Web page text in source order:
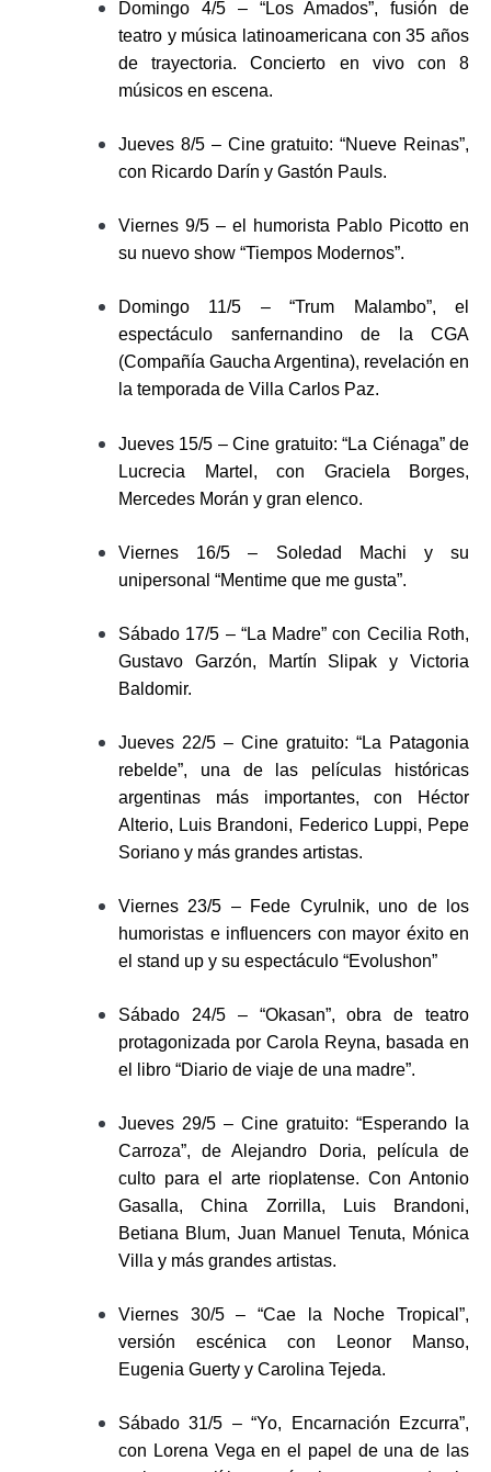
Domingo 4/5 – “Los Amados”, fusión de
teatro y música latinoamericana con 35 años
de trayectoria. Concierto en vivo con 8
músicos en escena.
Jueves 8/5 – Cine gratuito: “Nueve Reinas”,
con Ricardo Darín y Gastón Pauls.
Viernes 9/5 – el humorista Pablo Picotto en
su nuevo show “Tiempos Modernos”.
Domingo 11/5 – “Trum Malambo”, el
espectáculo sanfernandino de la CGA
(Compañía Gaucha Argentina), revelación en
la temporada de Villa Carlos Paz.
Jueves 15/5 – Cine gratuito: “La Ciénaga” de
Lucrecia Martel, con Graciela Borges,
Mercedes Morán y gran elenco.
Viernes 16/5 – Soledad Machi y su
unipersonal “Mentime que me gusta”.
Sábado 17/5 – “La Madre” con Cecilia Roth,
Gustavo Garzón, Martín Slipak y Victoria
Baldomir.
Jueves 22/5 – Cine gratuito: “La Patagonia
rebelde”, una de las películas históricas
argentinas más importantes, con Héctor
Alterio, Luis Brandoni, Federico Luppi, Pepe
Soriano y más grandes artistas.
Viernes 23/5 – Fede Cyrulnik, uno de los
humoristas e influencers con mayor éxito en
el stand up y su espectáculo “Evolushon”
Sábado 24/5 – “Okasan”, obra de teatro
protagonizada por Carola Reyna, basada en
el libro “Diario de viaje de una madre”.
Jueves 29/5 – Cine gratuito: “Esperando la
Carroza”, de Alejandro Doria, película de
culto para el arte rioplatense. Con Antonio
Gasalla, China Zorrilla, Luis Brandoni,
Betiana Blum, Juan Manuel Tenuta, Mónica
Villa y más grandes artistas.
Viernes 30/5 – “Cae la Noche Tropical”,
versión escénica con Leonor Manso,
Eugenia Guerty y Carolina Tejeda.
Sábado 31/5 – “Yo, Encarnación Ezcurra”,
con Lorena Vega en el papel de una de las